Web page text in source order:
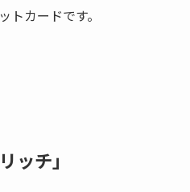
カードです。
ッチ」